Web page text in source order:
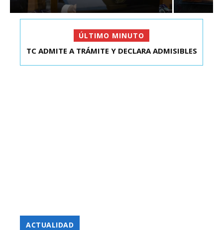
ÚLTIMO MINUTO
EXDIPUTADO LAVÍN SALIÓ DE CAPITÁN YÁBER
TC ADMITE A TRÁMITE Y DECLARA ADMISIBLES
ACTUALIDAD